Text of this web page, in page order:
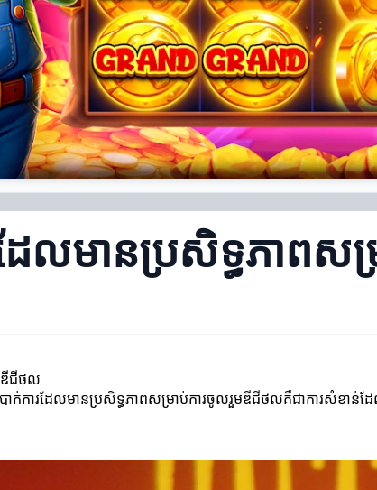
ដែលមានប្រសិទ្ធភាព
ឌីជីថល
ការដែលមានប្រសិទ្ធភាពសម្រាប់ការចូលរួមឌីជីថលគឺជាការសំខាន់ដែលអ